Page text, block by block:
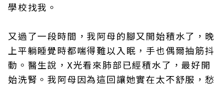
學校找我。
又過了一段時間，我阿母的腳又開始積水了，晚
上平躺睡覺時都喘得難以入眠，手也偶爾抽筋抖
動。醫生說，X光看來肺部已經積水了，最好開
始洗腎。我阿母因為這回讓她實在太不舒服，愁